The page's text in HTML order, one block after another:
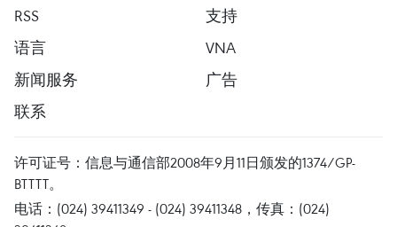
RSS
支持
语言
VNA
新闻服务
广告
联系
许可证号：信息与通信部2008年9月11日颁发的1374/GP-
BTTTT。
电话：(024) 39411349 - (024) 39411348，传真：(024)